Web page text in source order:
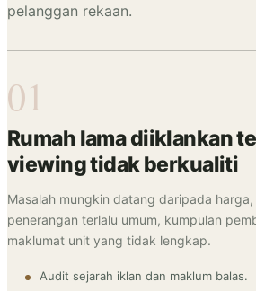
pelanggan rekaan.
01
Rumah lama diiklankan
viewing tidak berkualiti
Masalah mungkin datang daripada
penerangan terlalu umum, kumpulan
maklumat unit yang tidak lengkap.
Audit sejarah iklan dan maklum balas.